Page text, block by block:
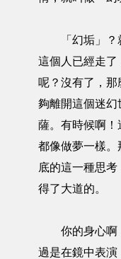
「幻垢」？就
這個人已經走了
呢？沒有了，
夠離開這個迷
薩。有時候啊！
都像做夢一樣。
底的這一種思
得了大道的。
你的身心啊，
過是在鏡中表